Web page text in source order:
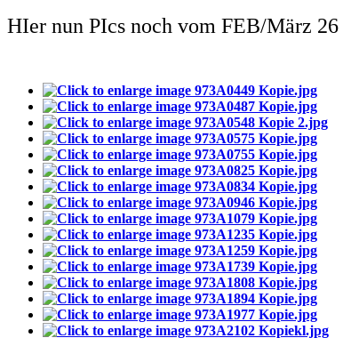
HIer nun PIcs noch vom FEB/März 26